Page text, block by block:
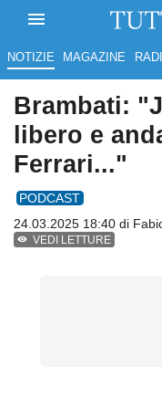
NOTIZIE MAGAZINE
Brambati:
libero e
Ferrari..."
PODCAST
24.03.2025 18:40 di
VEDI LETTURE